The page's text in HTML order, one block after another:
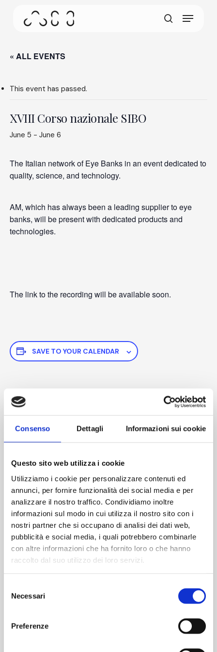
Consenso Dettagli Informazioni sui cookie
Questo sito web utilizza i cookie
Utilizziamo i cookie per personalizzare contenuti ed
annunci, per fornire funzionalità dei social media e per
analizzare il nostro traffico. Condividiamo inoltre
informazioni sul modo in cui utilizza il nostro sito con i
nostri partner che si occupano di analisi dei dati web,
pubblicità e social media, i quali potrebbero combinarle
con altre informazioni che ha fornito loro o che hanno
raccolto dal suo utilizzo dei loro servizi.
delNecessari
Preferenze
This screen allows your device to consume less
on the screen.
Menu
« ALL EVENTS
This event has passed.
XVIII Corso nazionale SIBO
June 5 - June 6
The Italian network of Eye Banks in an event dedicated to
quality, science, and technology.
AM, which has always been a leading supplier to eye
banks, will be present with dedicated products and
technologies.
The link to the recording will be available soon.
SAVE TO YOUR CALENDAR
DETAILS
Start:
June 5
End:
Enterprise Hotel